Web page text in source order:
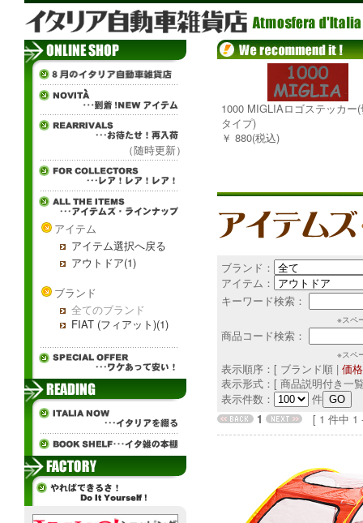
（随時更新）
アイテム
アイテム選択へ戻る
アウトドア(1)
ブランド
全てのブランド
FIAT (フィアット)(1)
1000 MIGLIAロゴステッカー
タイプ)
￥ 880(税込)
ブランド：
アイテム：
キーワード検索：
※スペ
商品コード検索：
※スペ
表示順序：[ ブランド順 | 価
表示形式：[ 商品説明付き一
表示件数：
件
1
[ 1 件中 1